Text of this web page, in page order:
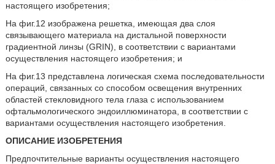
настоящего изобретения;
На фиг.12 изображена решетка, имеющая два слоя
связывающего материала на дистальной поверхности
градиентной линзы (GRIN), в соответствии с вариантами
осуществления настоящего изобретения; и
На фиг.13 представлена логическая схема последовательности
операций, связанных со способом освещения внутренних
областей стекловидного тела глаза с использованием
офтальмологического эндоиллюминатора, в соответствии с
вариантами осуществления настоящего изобретения.
ОПИСАНИЕ ИЗОБРЕТЕНИЯ
Предпочтительные варианты осуществления настоящего